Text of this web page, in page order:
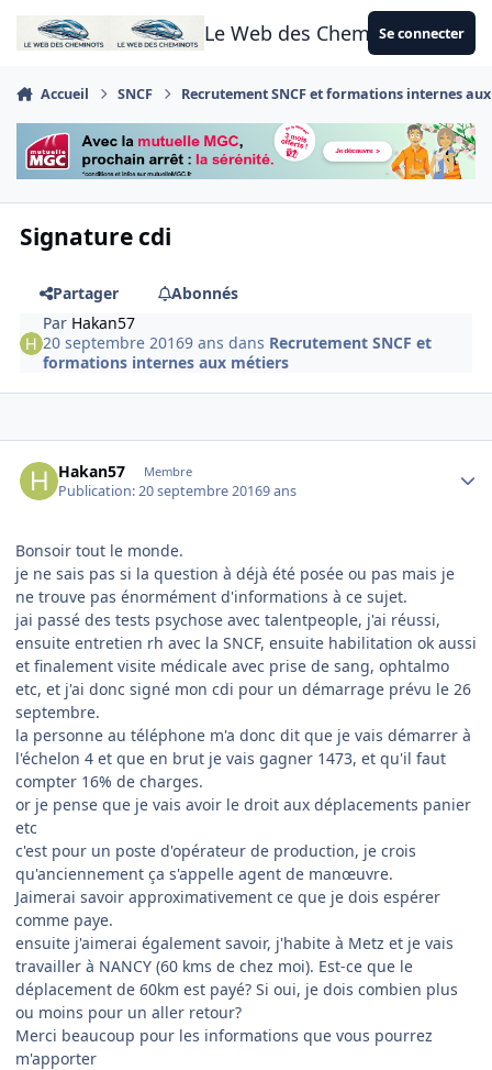
Aller au contenu
Le Web des CheminotsSe connecter
Accueil SNCF Recrutement SNCF et formations internes
Signature cdi
Partager
Abonnés
Par Hakan57
20 septembre 20169 ans dans Recrutement SNCF et
formations internes aux métiers
Hakan57 Membre
Publication:20 septembre 20169 ans
Bonsoir tout le monde.
je ne sais pas si la question à déjà été posée ou pas mais je
ne trouve pas énormément d'informations à ce sujet.
jai passé des tests psychose avec talentpeople, j'ai réussi,
ensuite entretien rh avec la SNCF, ensuite habilitation ok aussi
et finalement visite médicale avec prise de sang, ophtalmo
etc, et j'ai donc signé mon cdi pour un démarrage prévu le 26
septembre.
la personne au téléphone m'a donc dit que je vais démarrer à
l'échelon 4 et que en brut je vais gagner 1473, et qu'il faut
compter 16% de charges.
or je pense que je vais avoir le droit aux déplacements panier
etc
c'est pour un poste d'opérateur de production, je crois
qu'anciennement ça s'appelle agent de manœuvre.
Jaimerai savoir approximativement ce que je dois espérer
comme paye.
ensuite j'aimerai également savoir, j'habite à Metz et je vais
travailler à NANCY (60 kms de chez moi). Est-ce que le
déplacement de 60km est payé? Si oui, je dois combien plus
ou moins pour un aller retour?
Merci beaucoup pour les informations que vous pourrez
m'apporter